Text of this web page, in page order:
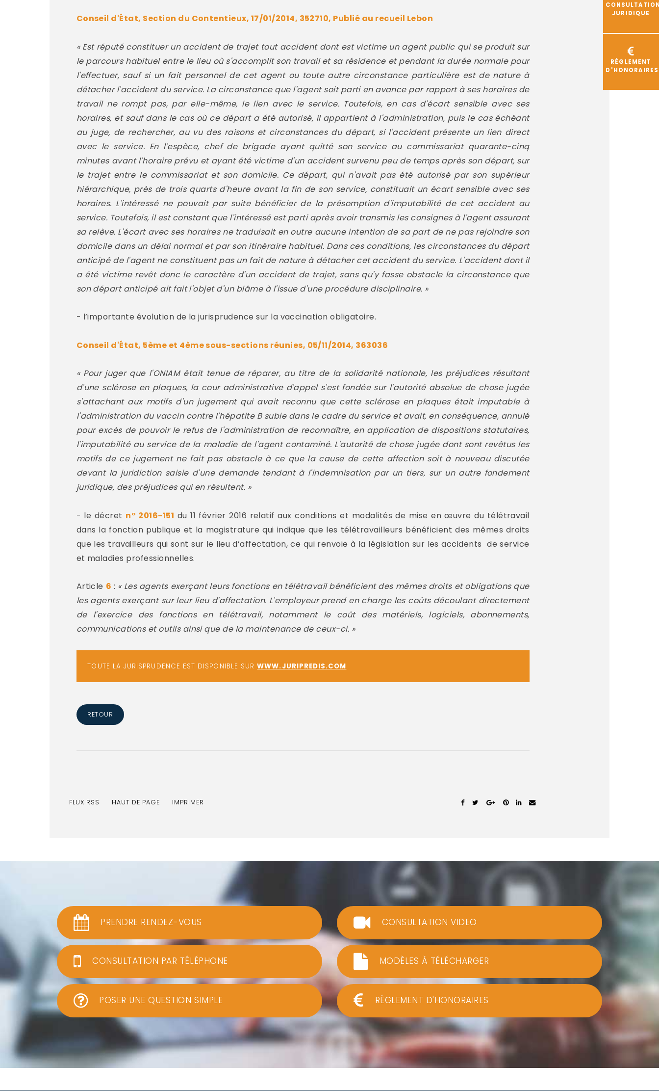
JURIDIQUE
RÈGLEMENT
D'HONORAIRES
Conseil d'État, Section du Contentieux, 17/01/2014, 352710, Publié au recueil Lebon
« Est réputé constituer un accident de trajet tout accident dont est victime un agent public qui se produit sur
le parcours habituel entre le lieu où s'accomplit son travail et sa résidence et pendant la durée normale pour
l'effectuer, sauf si un fait personnel de cet agent ou toute autre circonstance particulière est de nature à
détacher l'accident du service. La circonstance que l'agent soit parti en avance par rapport à ses horaires de
travail ne rompt pas, par elle-même, le lien avec le service. Toutefois, en cas d'écart sensible avec ses
horaires, et sauf dans le cas où ce départ a été autorisé, il appartient à l'administration, puis le cas échéant
au juge, de rechercher, au vu des raisons et circonstances du départ, si l'accident présente un lien direct
avec le service. En l'espèce, chef de brigade ayant quitté son service au commissariat quarante-cinq
minutes avant l'horaire prévu et ayant été victime d'un accident survenu peu de temps après son départ, sur
le trajet entre le commissariat et son domicile. Ce départ, qui n'avait pas été autorisé par son supérieur
hiérarchique, près de trois quarts d'heure avant la fin de son service, constituait un écart sensible avec ses
horaires. L'intéressé ne pouvait par suite bénéficier de la présomption d'imputabilité de cet accident au
service. Toutefois, il est constant que l'intéressé est parti après avoir transmis les consignes à l'agent assurant
sa relève. L'écart avec ses horaires ne traduisait en outre aucune intention de sa part de ne pas rejoindre son
domicile dans un délai normal et par son itinéraire habituel. Dans ces conditions, les circonstances du départ
anticipé de l'agent ne constituent pas un fait de nature à détacher cet accident du service. L'accident dont il
a été victime revêt donc le caractère d'un accident de trajet, sans qu'y fasse obstacle la circonstance que
son départ anticipé ait fait l'objet d'un blâme à l'issue d'une procédure disciplinaire. »
- l’importante évolution de la jurisprudence sur la vaccination obligatoire.
Conseil d'État, 5ème et 4ème sous-sections réunies, 05/11/2014, 363036
« Pour juger que l'ONIAM était tenue de réparer, au titre de la solidarité nationale, les préjudices résultant
d'une sclérose en plaques, la cour administrative d'appel s'est fondée sur l'autorité absolue de chose jugée
s'attachant aux motifs d'un jugement qui avait reconnu que cette sclérose en plaques était imputable à
l'administration du vaccin contre l'hépatite B subie dans le cadre du service et avait, en conséquence, annulé
pour excès de pouvoir le refus de l'administration de reconnaître, en application de dispositions statutaires,
l'imputabilité au service de la maladie de l'agent contaminé. L'autorité de chose jugée dont sont revêtus les
motifs de ce jugement ne fait pas obstacle à ce que la cause de cette affection soit à nouveau discutée
devant la juridiction saisie d'une demande tendant à l'indemnisation par un tiers, sur un autre fondement
juridique, des préjudices qui en résultent. »
- le décret n° 2016-151 du 11 février 2016 relatif aux conditions et modalités de mise en œuvre du télétravail
dans la fonction publique et la magistrature qui indique que les télétravailleurs bénéficient des mêmes droits
que les travailleurs qui sont sur le lieu d’affectation, ce qui renvoie à la législation sur les accidents de service
et maladies professionnelles.
Article 6 : « Les agents exerçant leurs fonctions en télétravail bénéficient des mêmes droits et obligations que
les agents exerçant sur leur lieu d'affectation. L'employeur prend en charge les coûts découlant directement
de l'exercice des fonctions en télétravail, notamment le coût des matériels, logiciels, abonnements,
communications et outils ainsi que de la maintenance de ceux-ci. »
TOUTE LA JURISPRUDENCE EST DISPONIBLE SURWWW.JURIPREDIS.COM
RETOUR
FLUX RSS HAUT DE PAGE IMPRIMER
PRENDRE RENDEZ-VOUS
CONSULTATION PAR TÉLÉPHONE
POSER UNE QUESTION SIMPLE
CONSULTATION VIDEO
MODÈLES À TÉLÉCHARGER
RÈGLEMENT D'HONORAIRES